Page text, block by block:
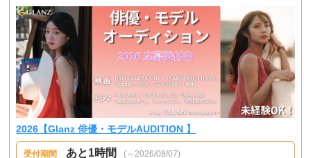
2026【Glanz 俳優・モデルAUDITION 】
受付期間 あと1時間 (～2026/08/07)